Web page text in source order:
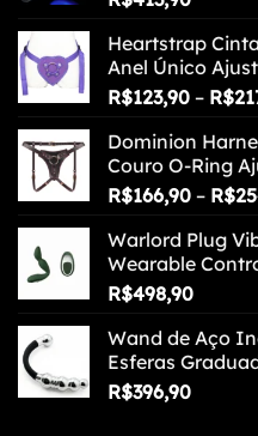
Heartstrap
Anel Único
R$123,90 – R$
Dominion
Couro O-Ring
R$166,90 – R$
Warlord Plug
Wearable
R$498,90
Wand de Aço
Esferas
R$396,90